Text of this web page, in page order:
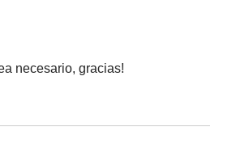
necesario, gracias!